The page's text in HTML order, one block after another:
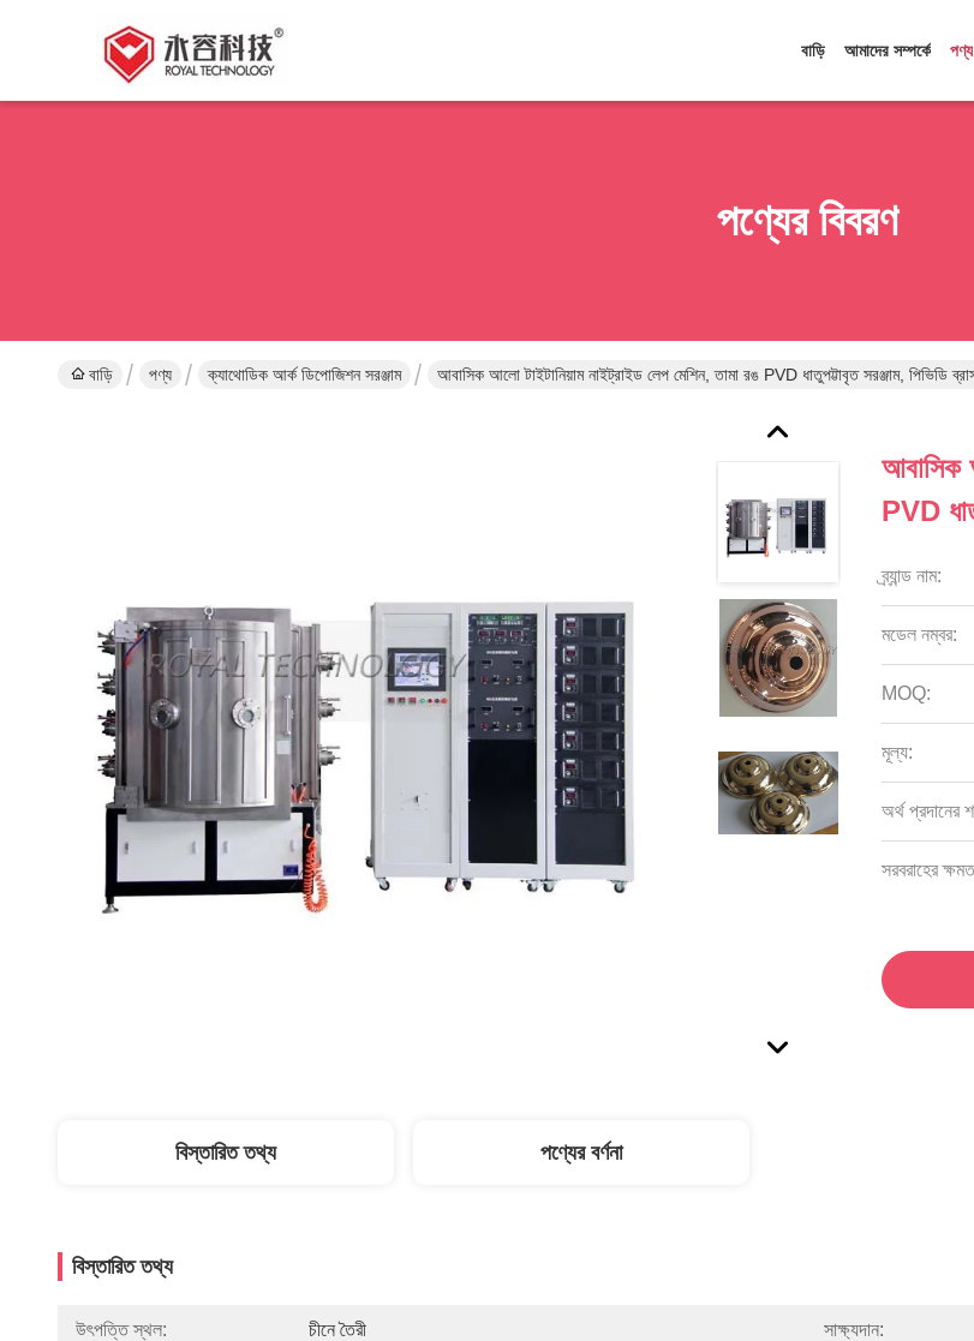
বাড়ি আমাদের সম্পর্কে পণ্য
পণ্যের বিবরণ
বাড়ি পণ্য ক্যাথোডিক আর্ক ডিপোজিশন সরঞ্জাম আবাসিক আলো টাইটানিয়াম নাইট্রাইড লেপ মেশিন, তামা রঙ PVD ধাতুপট্টাবৃত সরঞ্জাম, পিভিডি
আবাসিক
PVD
ব্র্যান্ড নাম:
মডেল নম্বর:
MOQ:
মূল্য:
অর্থ প্রদানের
সরবরাহের
বিস্তারিত তথ্য পণ্যের বর্ণনা
বিস্তারিত তথ্য
উৎপত্তি স্থল: চীনে তৈরী সাক্ষ্যদান: